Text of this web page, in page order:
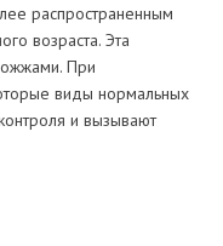
распространенным
возраста. Эта
При
виды нормальных
и вызывают